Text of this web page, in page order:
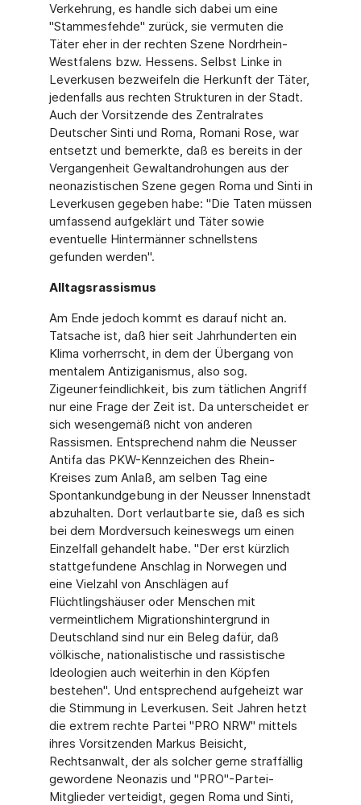
Verkehrung, es handle sich dabei um eine
"Stammesfehde" zurück, sie vermuten die
Täter eher in der rechten Szene Nordrhein-
Westfalens bzw. Hessens. Selbst Linke in
Leverkusen bezweifeln die Herkunft der Täter,
jedenfalls aus rechten Strukturen in der Stadt.
Auch der Vorsitzende des Zentralrates
Deutscher Sinti und Roma, Romani Rose, war
entsetzt und bemerkte, daß es bereits in der
Vergangenheit Gewaltandrohungen aus der
neonazistischen Szene gegen Roma und Sinti in
Leverkusen gegeben habe: "Die Taten müssen
umfassend aufgeklärt und Täter sowie
eventuelle Hintermänner schnellstens
gefunden werden".
Alltagsrassismus
Am Ende jedoch kommt es darauf nicht an.
Tatsache ist, daß hier seit Jahrhunderten ein
Klima vorherrscht, in dem der Übergang von
mentalem Antiziganismus, also sog.
Zigeunerfeindlichkeit, bis zum tätlichen Angriff
nur eine Frage der Zeit ist. Da unterscheidet er
sich wesengemäß nicht von anderen
Rassismen. Entsprechend nahm die Neusser
Antifa das PKW-Kennzeichen des Rhein-
Kreises zum Anlaß, am selben Tag eine
Spontankundgebung in der Neusser Innenstadt
abzuhalten. Dort verlautbarte sie, daß es sich
bei dem Mordversuch keineswegs um einen
Einzelfall gehandelt habe. "Der erst kürzlich
stattgefundene Anschlag in Norwegen und
eine Vielzahl von Anschlägen auf
Flüchtlingshäuser oder Menschen mit
vermeintlichem Migrationshintergrund in
Deutschland sind nur ein Beleg dafür, daß
völkische, nationalistische und rassistische
Ideologien auch weiterhin in den Köpfen
bestehen". Und entsprechend aufgeheizt war
die Stimmung in Leverkusen. Seit Jahren hetzt
die extrem rechte Partei "PRO NRW" mittels
ihres Vorsitzenden Markus Beisicht,
Rechtsanwalt, der als solcher gerne straffällig
gewordene Neonazis und "PRO"-Partei-
Mitglieder verteidigt, gegen Roma und Sinti,